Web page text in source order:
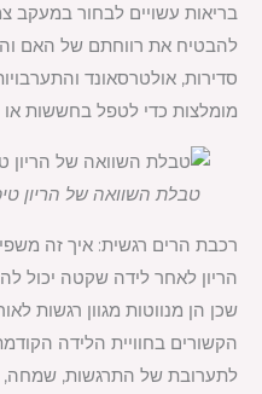
בריאות עשויים לבחור במעקב
להבטיח את רווחתם של האם
סדירות, אולטרסאונד
מומלצות כדי לטפל בחששות או
טבלת השוואה של הריון
רכבת הרים רגשית: איך זה
הריון לאחר לידה שקטה יכול
שכן הן מנווטות מגוון רגשות
הקשורים בחוויית הלידה
לתערובת של התרגשות, שמחה,